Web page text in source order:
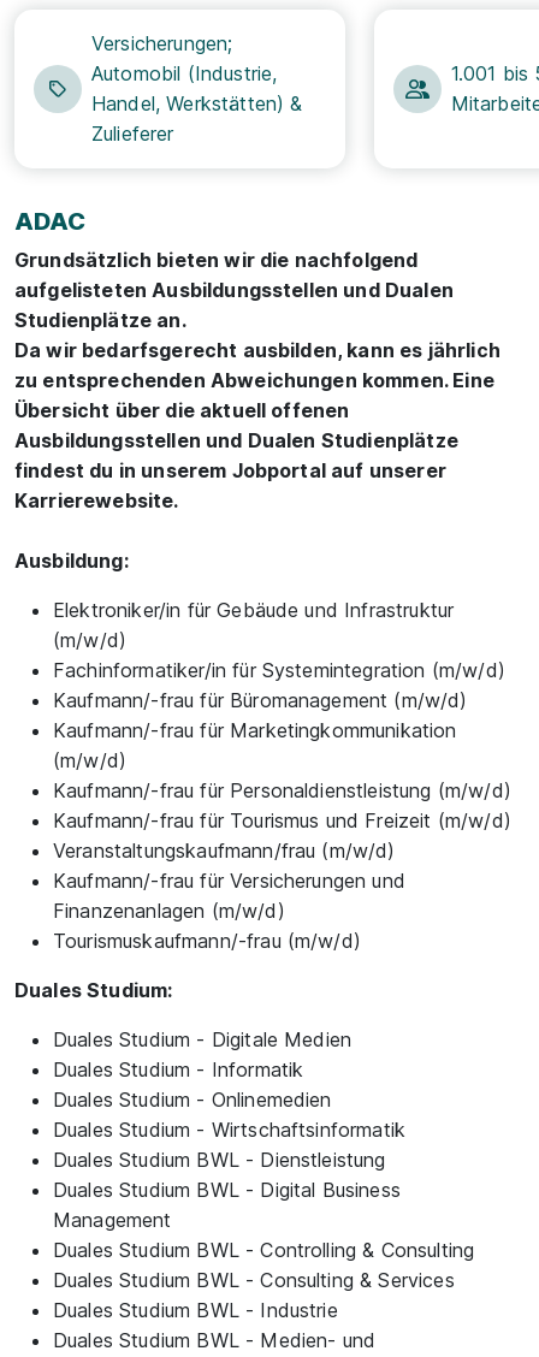
Versicherungen;
Automobil (Industrie,
Handel, Werkstätten) &
Zulieferer
1.001 bis
ADAC
Grundsätzlich bieten wir die nachfolgend
aufgelisteten Ausbildungsstellen und Dualen
Studienplätze an.
Da wir bedarfsgerecht ausbilden, kann es jährlich
zu entsprechenden Abweichungen kommen. Eine
Übersicht über die aktuell offenen
Ausbildungsstellen und Dualen Studienplätze
findest du in unserem Jobportal auf unserer
Karrierewebsite.
Ausbildung:
Elektroniker/in für Gebäude und Infrastruktur
(m/w/d)
Fachinformatiker/in für Systemintegration (m/w/d)
Kaufmann/-frau für Büromanagement (m/w/d)
Kaufmann/-frau für Marketingkommunikation
(m/w/d)
Kaufmann/-frau für Personaldienstleistung (m/w/d)
Kaufmann/-frau für Tourismus und Freizeit (m/w/d)
Veranstaltungskaufmann/frau (m/w/d)
Kaufmann/-frau für Versicherungen und
Finanzenanlagen (m/w/d)
Tourismuskaufmann/-frau (m/w/d)
Duales Studium:
Duales Studium - Digitale Medien
Duales Studium - Informatik
Duales Studium - Onlinemedien
Duales Studium - Wirtschaftsinformatik
Duales Studium BWL - Dienstleistung
Duales Studium BWL - Digital Business
Management
Duales Studium BWL - Controlling & Consulting
Duales Studium BWL - Consulting & Services
Duales Studium BWL - Industrie
Duales Studium BWL - Medien- und